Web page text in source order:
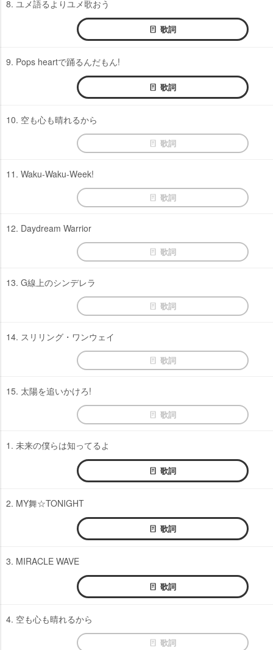
8. ユメ語るよりユメ歌おう
歌詞
9. Pops heartで踊るんだもん!
歌詞
10. 空も心も晴れるから
歌詞
11. Waku-Waku-Week!
歌詞
12. Daydream Warrior
歌詞
13. G線上のシンデレラ
歌詞
14. スリリング・ワンウェイ
歌詞
15. 太陽を追いかけろ!
歌詞
1. 未来の僕らは知ってるよ
歌詞
2. MY舞☆TONIGHT
歌詞
3. MIRACLE WAVE
歌詞
4. 空も心も晴れるから
歌詞